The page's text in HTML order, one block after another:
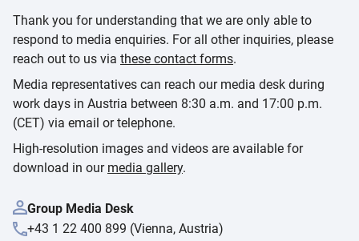
Thank you for understanding that we are only able to
respond to media enquiries. For all other inquiries, please
reach out to us via these contact forms.
Media representatives can reach our media desk during
work days in Austria between 8:30 a.m. and 17:00 p.m.
(CET) via email or telephone.
High-resolution images and videos are available for
download in our media gallery.
Group Media Desk
+43 1 22 400 899 (Vienna, Austria)